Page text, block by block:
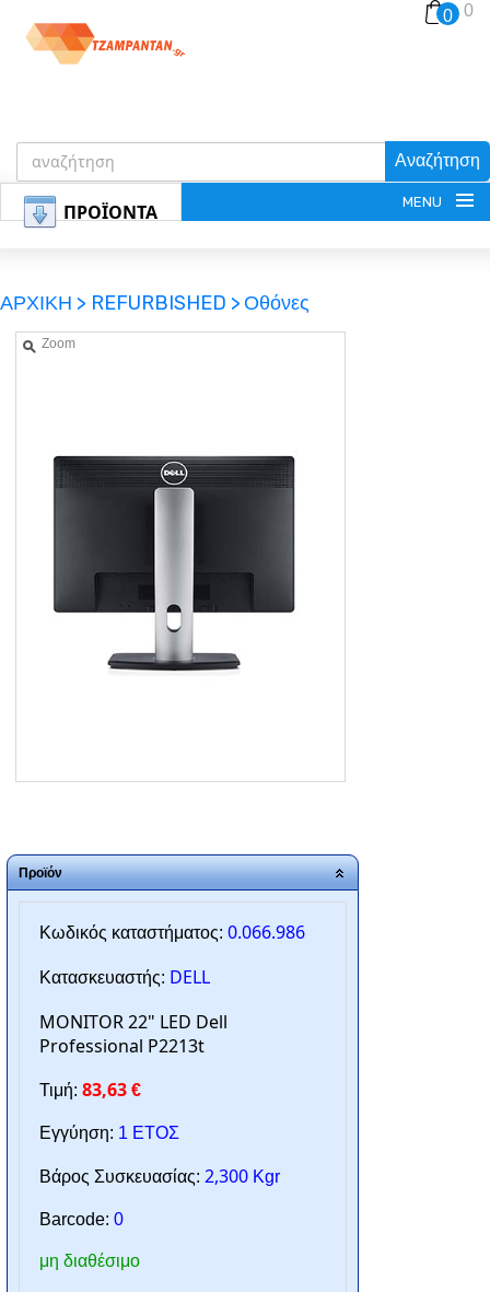
Αναζήτηση
0 0
ΠΡΟΪΟΝΤΑ MENU
ΚΑΛΑΘΙ-ΑΓΟΡΩΝ
ΑΡΧΙΚΗ > REFURBISHED >Οθόνες
Zoom
Προϊόν
Κωδικός καταστήματος: 0.066.986
Κατασκευαστής: DELL
MONITOR 22" LED Dell
Professional P2213t
Τιμή: 83,63 €
Εγγύηση: 1 ΕΤΟΣ
Βάρος Συσκευασίας: 2,300 Kgr
Barcode: 0
μη διαθέσιμο